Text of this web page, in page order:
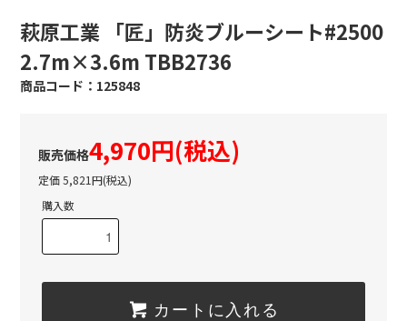
萩原工業 「匠」防炎ブルーシート#2500
2.7m×3.6m TBB2736
125848
4,970円(税込)
定価 5,821円(税込)
購入数
カートに入れる